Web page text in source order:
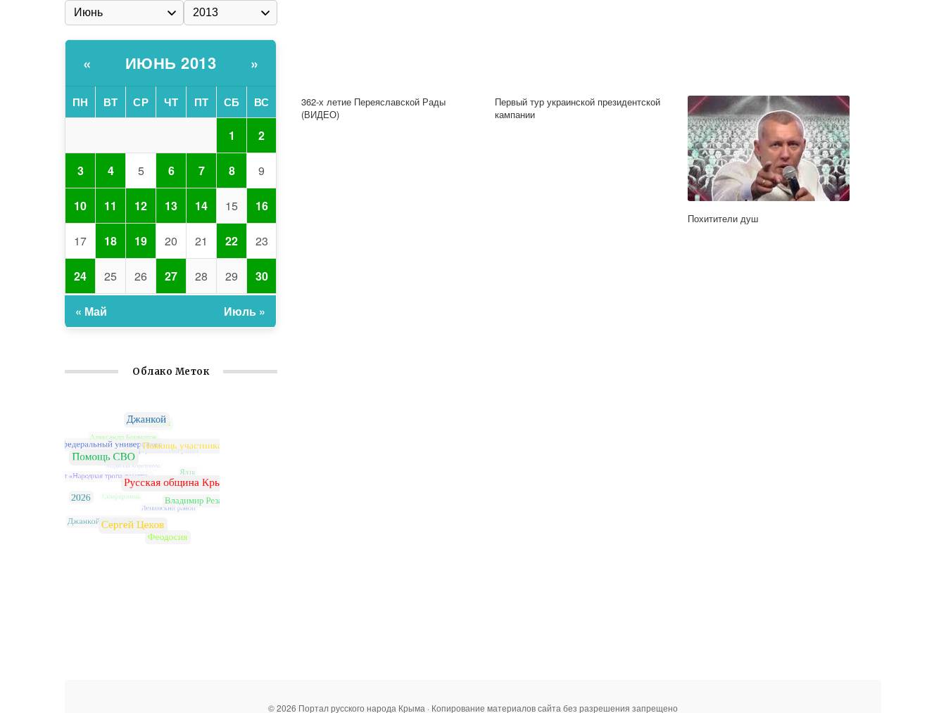
362-х летие Переяславской Рады
(ВИДЕО)
Первый тур украинской президентской
кампании
Похитители душ
« ИЮНЬ 2013 »
ПН ВТ СР ЧТ ПТ СБ ВС
1 2
3 4 5 6 7 8 9
10 11 12 13 14 15 16
17 18 19 20 21 22 23
24 25 26 27 28 29 30
« Май Июль »
Облако Меток
© 2026 Портал русского народа Крыма · Копирование материалов сайта без разрешения запрещено